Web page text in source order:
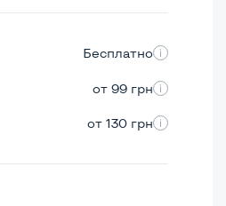
Бесплатно
от 99 грн
от 130 грн